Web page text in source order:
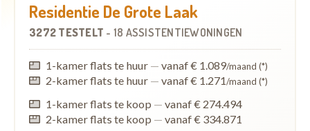
Residentie De Grote Laak
3272 TESTELT - 18 ASSISTENTIEWONINGEN
1-kamer flats te huur — vanaf € 1.089/maand (*)
2-kamer flats te huur — vanaf € 1.271/maand (*)
1-kamer flats te koop — vanaf € 274.494
2-kamer flats te koop — vanaf € 334.871